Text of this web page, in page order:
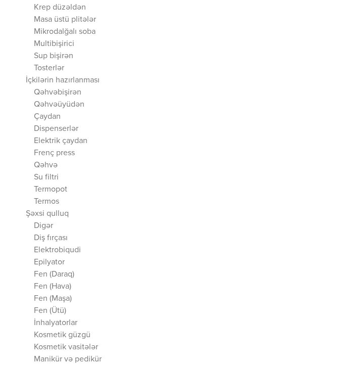
Krep düzəldən
Masa üstü plitələr
Mikrodalğalı soba
Multibişirici
Sup bişirən
Tosterlər
İçkilərin hazırlanması
Qəhvəbişirən
Qəhvəüyüdən
Çaydan
Dispenserlər
Elektrik çaydan
Frenç press
Qəhvə
Su filtri
Termopot
Termos
Şəxsi qulluq
Digər
Diş fırçası
Elektrobiqudi
Epilyator
Fen (Daraq)
Fen (Hava)
Fen (Maşa)
Fen (Ütü)
İnhalyatorlar
Kosmetik güzgü
Kosmetik vasitələr
Manikür və pedikür